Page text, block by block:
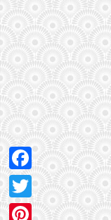
Facebook
Twitter